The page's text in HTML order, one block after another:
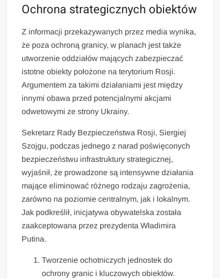
Ochrona strategicznych obiektów
Z informacji przekazywanych przez media wynika,
że poza ochroną granicy, w planach jest także
utworzenie oddziałów mających zabezpieczać
istotne obiekty położone na terytorium Rosji.
Argumentem za takimi działaniami jest między
innymi obawa przed potencjalnymi akcjami
odwetowymi ze strony Ukrainy.
Sekretarz Rady Bezpieczeństwa Rosji, Siergiej
Szojgu, podczas jednego z narad poświęconych
bezpieczeństwu infrastruktury strategicznej,
wyjaśnił, że prowadzone są intensywne działania
mające eliminować różnego rodzaju zagrożenia,
zarówno na poziomie centralnym, jak i lokalnym.
Jak podkreślił, inicjatywa obywatelska została
zaakceptowana przez prezydenta Władimira
Putina.
Tworzenie ochotniczych jednostek do
ochrony granic i kluczowych obiektów.